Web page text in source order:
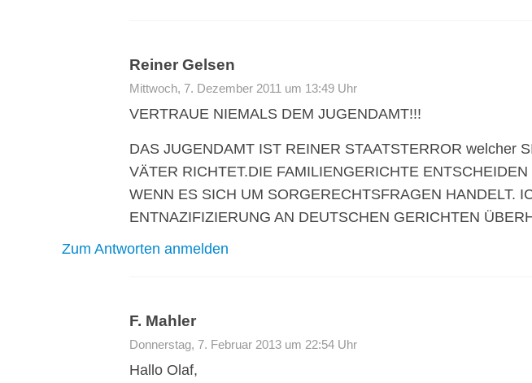
Reiner Gelsen
Mittwoch, 7. Dezember 2011 um 13:49 Uhr
VERTRAUE NIEMALS DEM JUGENDAMT!!!
DAS JUGENDAMT IST REINER STAATSTERROR welcher
VÄTER RICHTET.DIE FAMILIENGERICHTE
WENN ES SICH UM SORGERECHTSFRAGEN HANDELT.
ENTNAZIFIZIERUNG AN DEUTSCHEN GERICHTEN
Zum Antworten anmelden
F. Mahler
Donnerstag, 7. Februar 2013 um 22:54 Uhr
Hallo Olaf,